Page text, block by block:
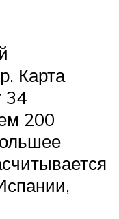
Карта
34
200